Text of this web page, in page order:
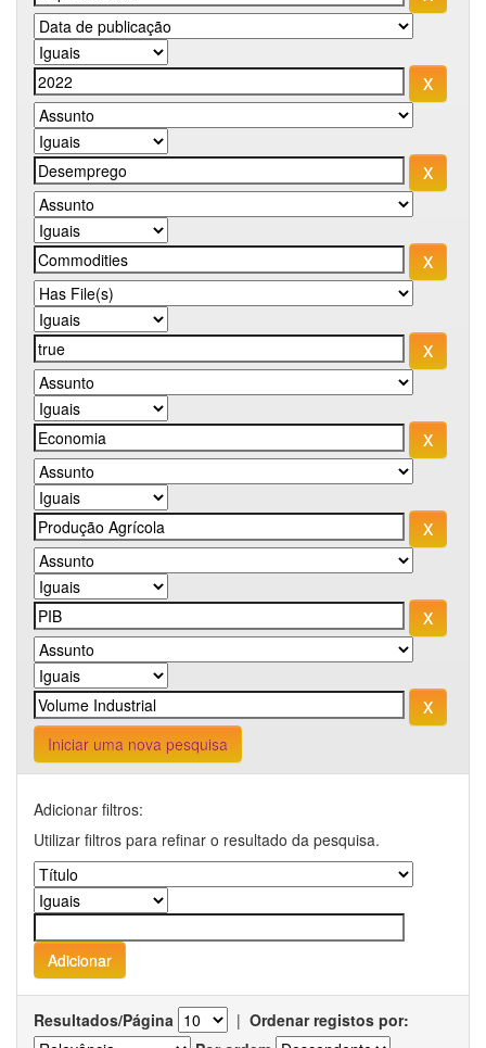
Iniciar uma nova pesquisa
Adicionar filtros:
Utilizar filtros para refinar o resultado da pesquisa.
Resultados/Página | Ordenar registos por: